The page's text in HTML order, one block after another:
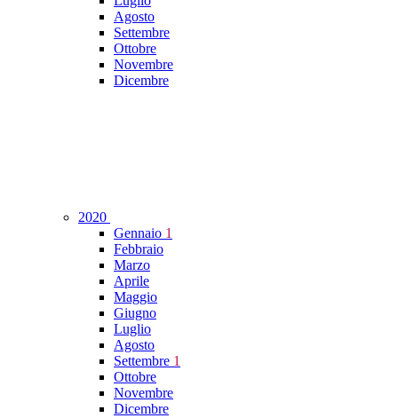
Agosto
Settembre
Ottobre
Novembre
Dicembre
2020
Gennaio 1
Febbraio
Marzo
Aprile
Maggio
Giugno
Luglio
Agosto
Settembre 1
Ottobre
Novembre
Dicembre